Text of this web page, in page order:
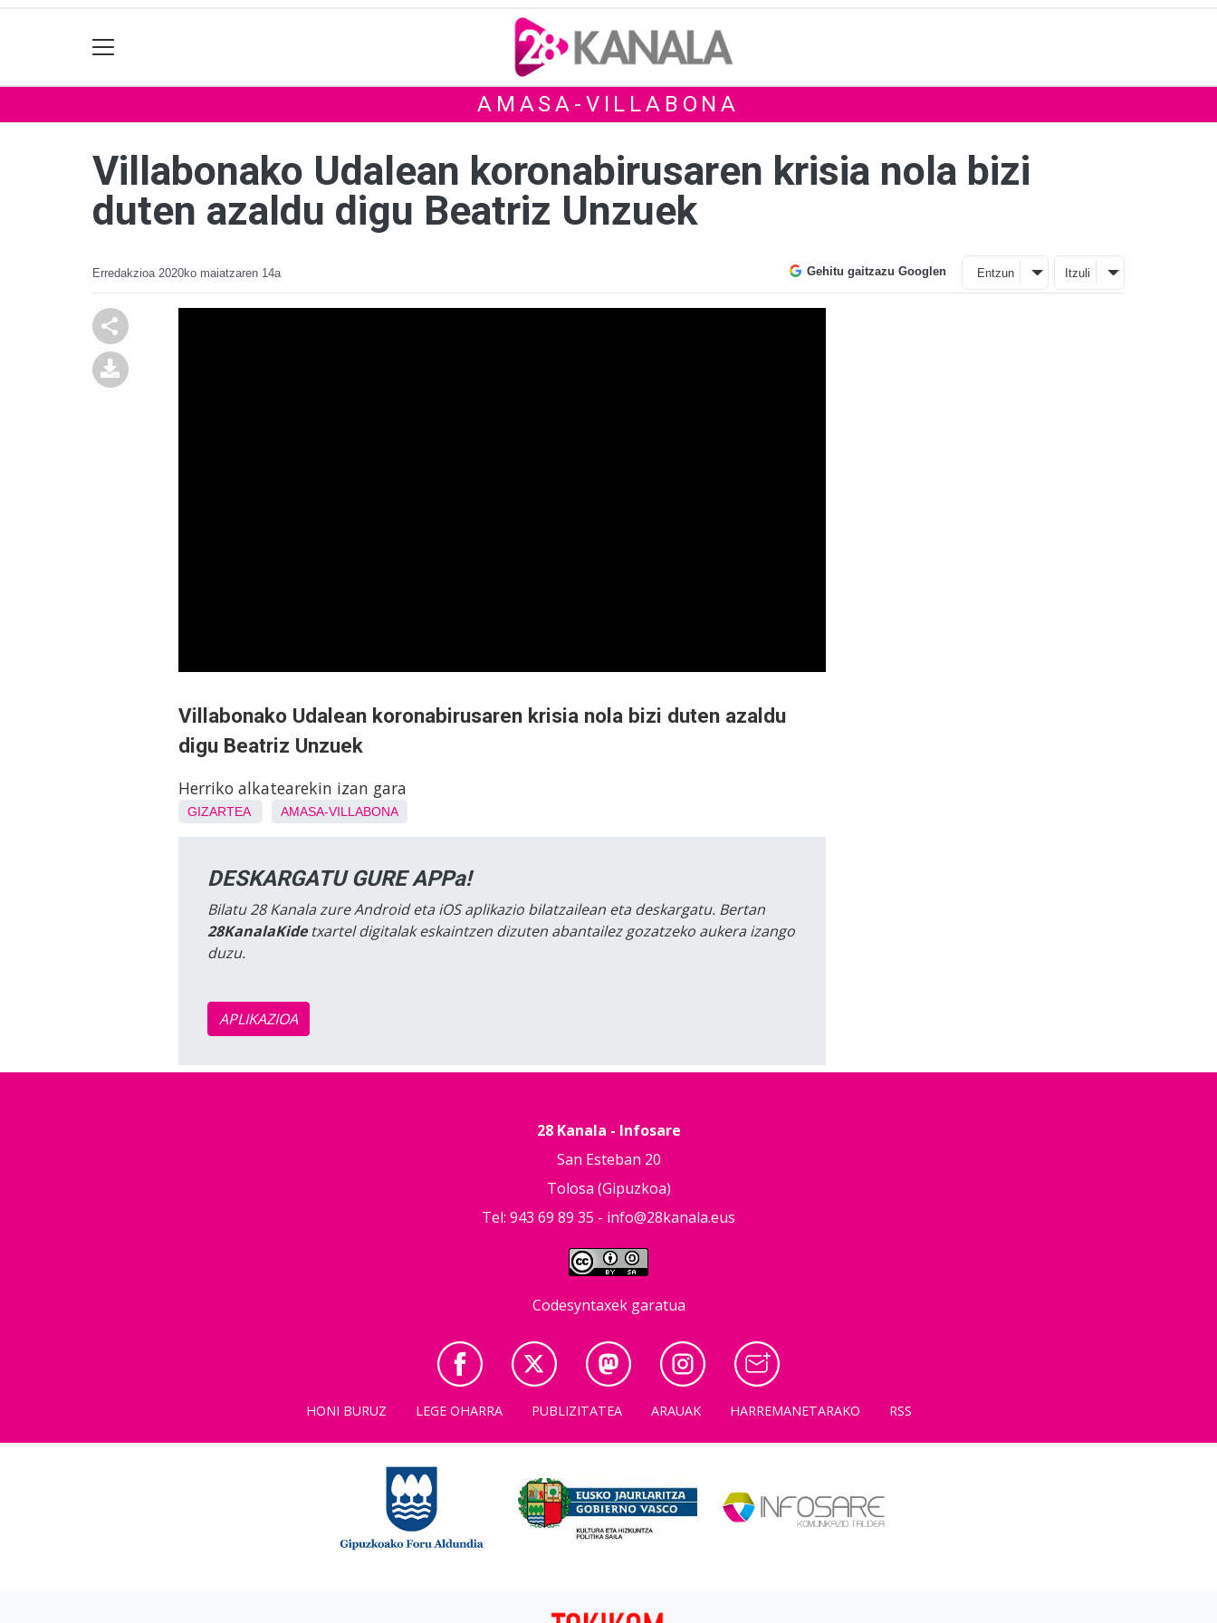
AMASA-VILLABONA
Villabonako Udalean koronabirusaren krisia nola bizi
duten azaldu digu Beatriz Unzuek
Erredakzioa 2020ko maiatzaren 14a Gehitu gaitzazu Googlen Entzun Itzuli
Villabonako Udalean koronabirusaren krisia nola bizi duten azaldu
digu Beatriz Unzuek
Herriko alkatearekin izan gara
GIZARTEA AMASA-VILLABONA
DESKARGATU GURE APPa!
Bilatu 28 Kanala zure Android eta iOS aplikazio bilatzailean eta deskargatu. Bertan
28KanalaKidetxartel digitalak eskaintzen dizuten abantailez gozatzeko aukera izango
duzu.
APLIKAZIOA
28 Kanala - Infosare
San Esteban 20
Tolosa (Gipuzkoa)
Tel: 943 69 89 35 - info@28kanala.eus
Codesyntaxek garatua
HONI BURUZ LEGE OHARRA PUBLIZITATEA ARAUAK HARREMANETARAKO RSS